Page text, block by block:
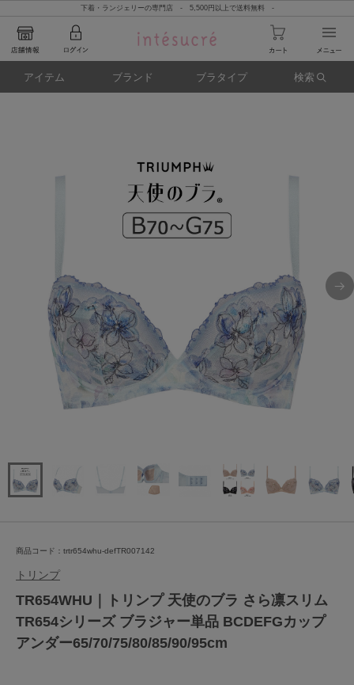
下着・ランジェリーの専門店 - 5,500円以上で送料無料 -
アイテム ブランド ブラタイプ 検索
商品コード：trtr654whu-defTR007142
トリンプ
TR654WHU｜トリンプ 天使のブラ さら凛スリム
TR654シリーズ ブラジャー単品 BCDEFGカップ
アンダー65/70/75/80/85/90/95cm